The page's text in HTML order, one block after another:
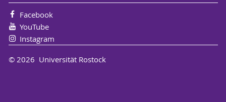
Facebook
YouTube
Instagram
© 2026 Universität Rostock